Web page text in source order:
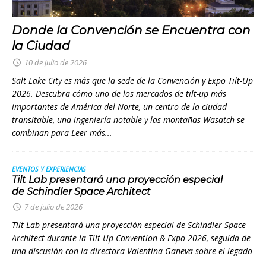
Donde la Convención se Encuentra con
la Ciudad
10 de julio de 2026
Salt Lake City es más que la sede de la Convención y Expo Tilt-Up
2026. Descubra cómo uno de los mercados de tilt-up más
importantes de América del Norte, un centro de la ciudad
transitable, una ingeniería notable y las montañas Wasatch se
combinan para Leer más...
EVENTOS Y EXPERIENCIAS
Tilt Lab presentará una proyección especial
de Schindler Space Architect
7 de julio de 2026
Tilt Lab presentará una proyección especial de Schindler Space
Architect durante la Tilt-Up Convention & Expo 2026, seguida de
una discusión con la directora Valentina Ganeva sobre el legado